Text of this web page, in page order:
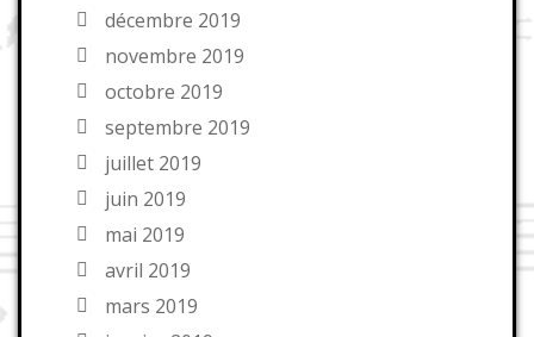
décembre 2019
novembre 2019
octobre 2019
septembre 2019
juillet 2019
juin 2019
mai 2019
avril 2019
mars 2019